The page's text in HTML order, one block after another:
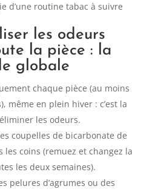
d’une routine tabac à suivre
les odeurs
la pièce : la
globale
chaque pièce (au moins
même en plein hiver : c’est la
les odeurs.
coupelles de bicarbonate de
les coins (remuez et changez la
les deux semaines).
pelures d’agrumes ou des